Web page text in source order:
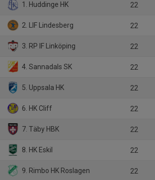
1. Huddinge HK 22
2. LIF Lindesberg 22
3. RP IF Linköping 22
4. Sannadals SK 22
5. Uppsala HK 22
6. HK Cliff 22
7. Täby HBK 22
8. HK Eskil 22
9. Rimbo HK Roslagen 22